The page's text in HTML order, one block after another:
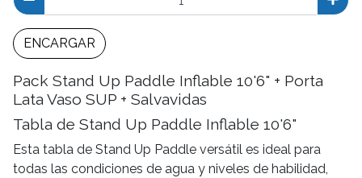
ENCARGAR
Pack Stand Up Paddle Inflable 10'6" + Porta
Lata Vaso SUP + Salvavidas
Tabla de Stand Up Paddle Inflable 10'6"
Esta tabla de Stand Up Paddle versátil es ideal para
todas las condiciones de agua y niveles de habilidad,